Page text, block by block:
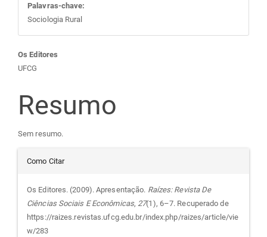
Palavras-chave:
Sociologia Rural
Conteúdo
do
artigo
principal
Os Editores
UFCG
Resumo
Sem resumo.
Detalhes
do
artigo
Como Citar
Os Editores. (2009). Apresentação. Raízes: Revista De
Ciências Sociais E Econômicas, 27(1), 6–7. Recuperado de
https://raizes.revistas.ufcg.edu.br/index.php/raizes/article/vie
w/283